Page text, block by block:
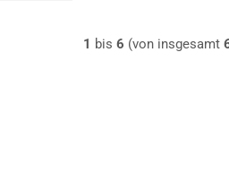
1 bis 6 (von insgesamt